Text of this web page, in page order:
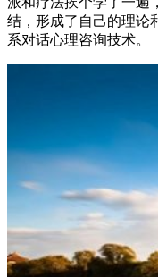
结，形成了自己的理论
系对话心理咨询技术。